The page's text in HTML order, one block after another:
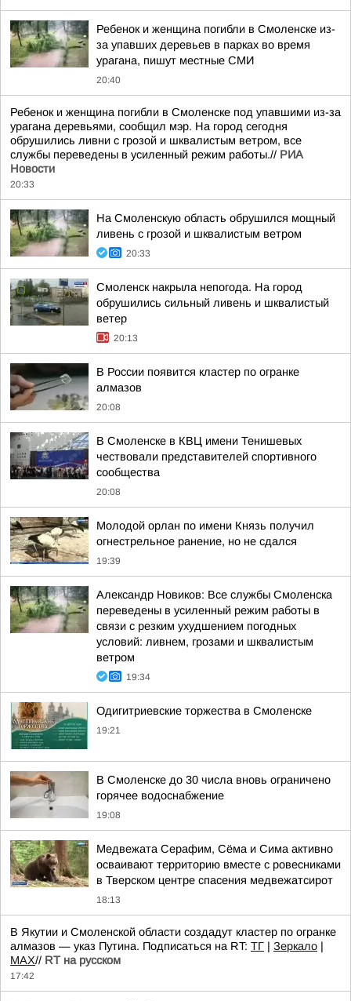
Ребенок и женщина погибли в Смоленске из-
за упавших деревьев в парках во время
урагана, пишут местные СМИ
20:40
Ребенок и женщина погибли в Смоленске под упавшими из-за
урагана деревьями, сообщил мэр. На город сегодня
обрушились ливни с грозой и шквалистым ветром, все
службы переведены в усиленный режим работы.// РИА
Новости
20:33
На Смоленскую область обрушился мощный
ливень с грозой и шквалистым ветром
20:33
Смоленск накрыла непогода. На город
обрушились сильный ливень и шквалистый
ветер
20:13
В России появится кластер по огранке
алмазов
20:08
В Смоленске в КВЦ имени Тенишевых
чествовали представителей спортивного
сообщества
20:08
Молодой орлан по имени Князь получил
огнестрельное ранение, но не сдался
19:39
Александр Новиков: Все службы Смоленска
переведены в усиленный режим работы в
связи с резким ухудшением погодных
условий: ливнем, грозами и шквалистым
ветром
19:34
Одигитриевские торжества в Смоленске
19:21
В Смоленске до 30 числа вновь ограничено
горячее водоснабжение
19:08
Медвежата Серафим, Сёма и Сима активно
осваивают территорию вместе с ровесниками
в Тверском центре спасения медвежатсирот
18:13
В Якутии и Смоленской области создадут кластер по огранке
алмазов — указ Путина. Подписаться на RT: ТГ | Зеркало |
MAX// RT на русском
17:42